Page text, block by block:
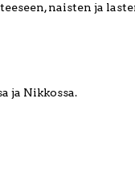
naisten ja
ja Nikkossa.